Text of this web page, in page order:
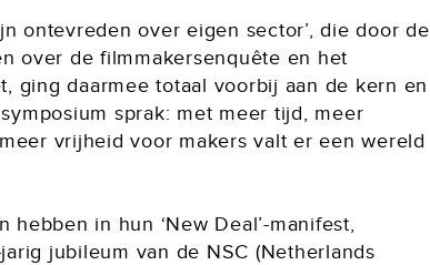
ontevreden over eigen sector’, die door de
over de filmmakersenquête en het
ging daarmee totaal voorbij aan de kern en
sprak: met meer tijd, meer
vrijheid voor makers valt er een wereld
hebben in hun ‘New Deal’-manifest,
jubileum van de NSC (Netherlands